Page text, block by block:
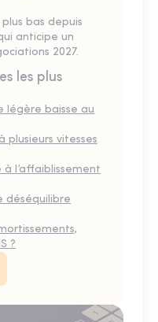
plus bas depuis
anticipe un
2027.
les plus
légère baisse au
plusieurs vitesses
l’affaiblissement
déséquilibre
?